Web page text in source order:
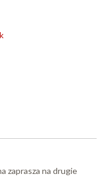
zaprasza na drugie